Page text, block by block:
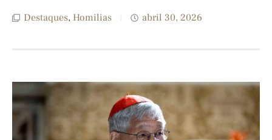
Destaques, Homilias abril 30, 2026